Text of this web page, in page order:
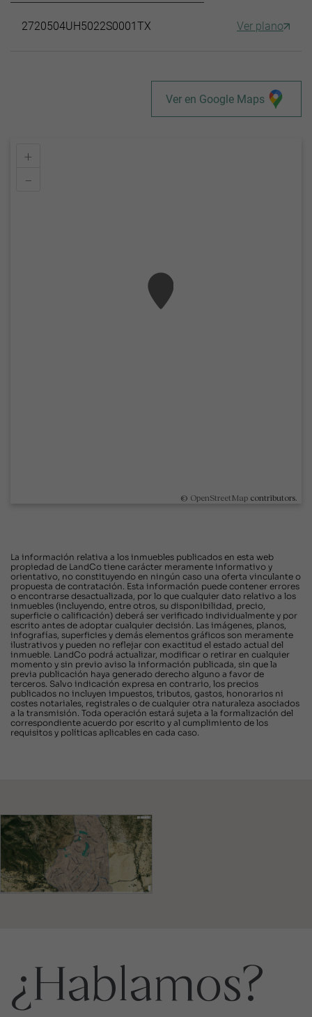
2720504UH5022S0001TX Ver plano
Ver en Google Maps
+
–
© OpenStreetMap contributors.
La información relativa a los inmuebles publicados en esta web
propiedad de LandCo tiene carácter meramente informativo y
orientativo, no constituyendo en ningún caso una oferta vinculante o
propuesta de contratación. Esta información puede contener errores
o encontrarse desactualizada, por lo que cualquier dato relativo a los
inmuebles (incluyendo, entre otros, su disponibilidad, precio,
superficie o calificación) deberá ser verificado individualmente y por
escrito antes de adoptar cualquier decisión. Las imágenes, planos,
infografías, superficies y demás elementos gráficos son meramente
ilustrativos y pueden no reflejar con exactitud el estado actual del
inmueble. LandCo podrá actualizar, modificar o retirar en cualquier
momento y sin previo aviso la información publicada, sin que la
previa publicación haya generado derecho alguno a favor de
terceros. Salvo indicación expresa en contrario, los precios
publicados no incluyen impuestos, tributos, gastos, honorarios ni
costes notariales, registrales o de cualquier otra naturaleza asociados
a la transmisión. Toda operación estará sujeta a la formalización del
correspondiente acuerdo por escrito y al cumplimiento de los
requisitos y políticas aplicables en cada caso.
¿Hablamos?